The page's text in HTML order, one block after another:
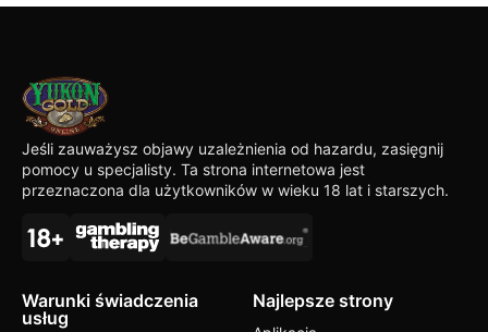
Jeśli zauważysz objawy uzależnienia od hazardu, zasięgnij
pomocy u specjalisty. Ta strona internetowa jest
przeznaczona dla użytkowników w wieku 18 lat i starszych.
Warunki świadczenia
usług
Najlepsze strony